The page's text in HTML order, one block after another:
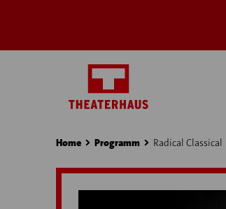
Home
› Programm
› Radical Classical
›